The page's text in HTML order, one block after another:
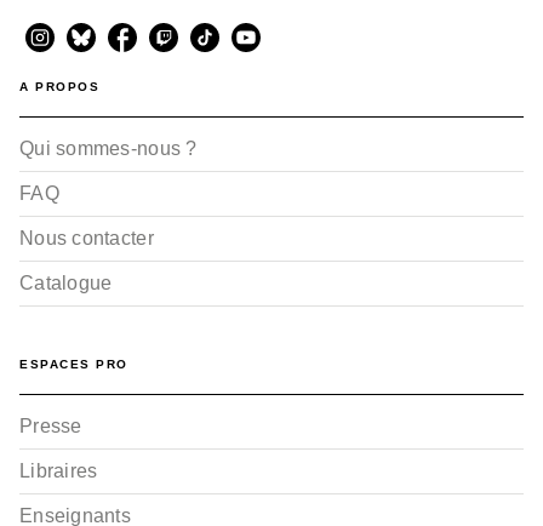
A PROPOS
Qui sommes-nous ?
FAQ
Nous contacter
Catalogue
ESPACES PRO
Presse
Libraires
Enseignants